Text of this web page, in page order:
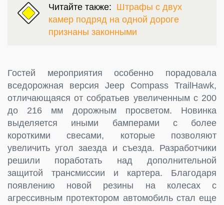
Читайте также: Штрафы с двух
камер подряд на одной дороге
признаны законными
Гостей мероприятия особенно порадовала
вседорожная версия Jeep Compass TrailHawk,
отличающаяся от собратьев увеличенным с 200
до 216 мм дорожным просветом. Новинка
выделяется иными бамперами с более
короткими свесами, которые позволяют
увеличить угол заезда и съезда. Разработчики
решили поработать над дополнительной
защитой трансмиссии и картера. Благодаря
появлению новой резины на колесах с
агрессивным протектором автомобиль стал еще